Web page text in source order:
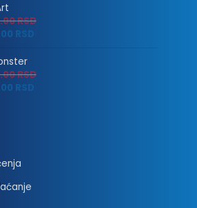
RSD
RSD
RSD
RSD